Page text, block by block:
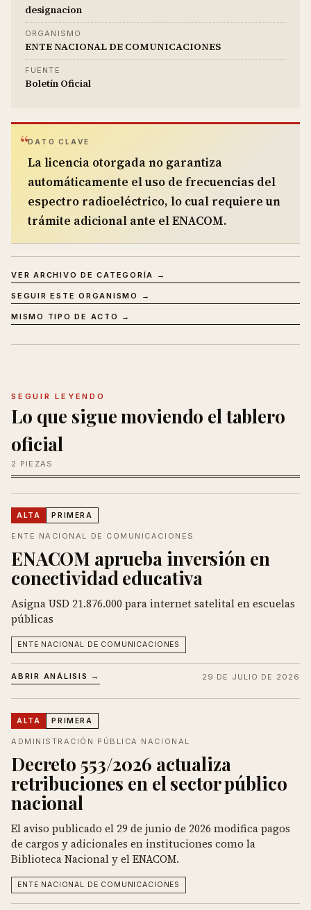
designacion
ORGANISMO
ENTE NACIONAL DE COMUNICACIONES
FUENTE
Boletín Oficial
DATO CLAVE
La licencia otorgada no garantiza
automáticamente el uso de frecuencias del
espectro radioeléctrico, lo cual requiere un
trámite adicional ante el ENACOM.
VER ARCHIVO DE CATEGORÍA →
SEGUIR ESTE ORGANISMO →
MISMO TIPO DE ACTO →
SEGUIR LEYENDO
Lo que sigue moviendo el tablero
oficial
2 PIEZAS
ALTA PRIMERA
ENTE NACIONAL DE COMUNICACIONES
ENACOM aprueba inversión en
conectividad educativa
Asigna USD 21.876.000 para internet satelital en escuelas
públicas
ENTE NACIONAL DE COMUNICACIONES
ABRIR ANÁLISIS → 29 DE JULIO DE 2026
ALTA PRIMERA
ADMINISTRACIÓN PÚBLICA NACIONAL
Decreto 553/2026 actualiza
retribuciones en el sector público
nacional
El aviso publicado el 29 de junio de 2026 modifica pagos
de cargos y adicionales en instituciones como la
Biblioteca Nacional y el ENACOM.
ENTE NACIONAL DE COMUNICACIONES